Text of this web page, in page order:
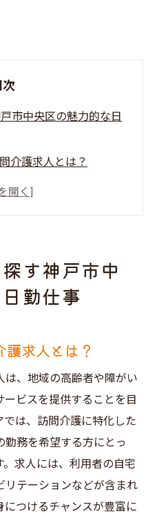
次
市中央区の魅力的な日
介護求人とは？
られるスキルセット
的な職場環境
利点
介護求人を見つける秘
的な方法
市場を理解する
めのポイント
の求人発見
際の重要事項
アップ神戸市中央区の
す神戸市中
勤仕事
求人とは？
、地域の高齢者や障がい
ビスを提供することを目
は、訪問介護に特化した
務を希望する方にとっ
求人には、利用者の自宅
リテーションなどが含まれ
つけるチャンスが豊富に